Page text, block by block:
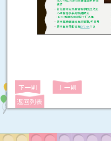
下一則
上一則
返回列表